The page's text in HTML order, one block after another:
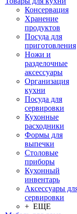
Консервация
Хранение
продуктов
Посуда для
приготовления
Ножи и
разделочные
аксессуары
Организация
кухни
Посуда для
сервировки
Кухонные
расходники
Формы для
выпечки
Столовые
приборы
Кухонный
инвентарь
Аксессуары
сервировки
+ ЕЩЕ